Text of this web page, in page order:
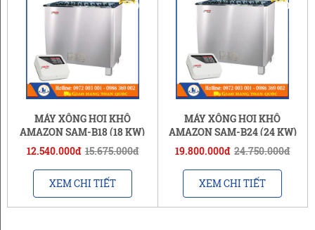
-20%
MÁY XÔNG HƠI KHÔ
AMAZON SAM-B18 (18 KW)
12.540.000đ 15.675.000đ
XEM CHI TIẾT
-20%
MÁY XÔNG HƠI KHÔ
AMAZON SAM-B24 (24 KW)
19.800.000đ 24.750.000đ
XEM CHI TIẾT